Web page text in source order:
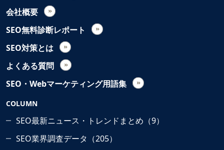
会社概要
SEO無料診断レポート
SEO対策とは
よくある質問
SEO・Webマーケティング用語集
COLUMN
SEO最新ニュース・トレンドまとめ（9）
SEO業界調査データ（205）